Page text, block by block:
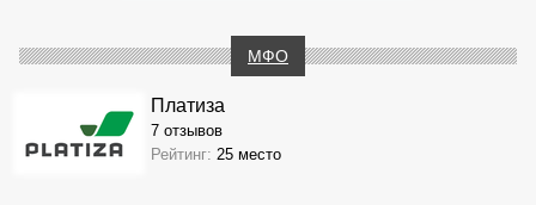
МФО
Платиза
7 отзывов
Рейтинг: 25 место